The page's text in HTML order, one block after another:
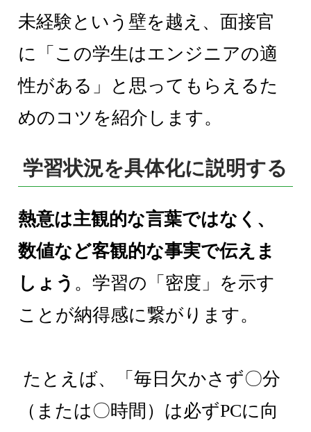
未経験という壁を越え、面接官
に「この学生はエンジニアの適
性がある」と思ってもらえるた
めのコツを紹介します。
学習状況を具体化に説明する
熱意は主観的な言葉ではなく、
数値など客観的な事実で伝えま
しょう 。学習の「密度」を示す
ことが納得感に繋がります。
たとえば、「毎日欠かさず〇分
（または〇時間）は必ずPCに向